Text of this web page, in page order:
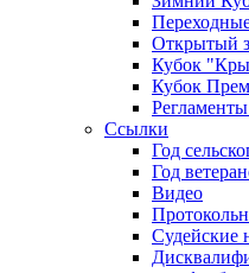
Открытый
Кубок
Кубок
Ссылки
Год
Год
Видео
Судейские